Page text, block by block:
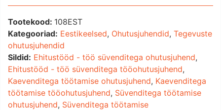
Tootekood: 108EST
Kategooriad: Eestikeelsed, Ohutusjuhendid, Tegevuste
ohutusjuhendid
Sildid: Ehitustööd - töö süvenditega ohutusjuhend,
Ehitustööd - töö süvenditega tööohutusjuhend,
Kaevenditega töötamise ohutusjuhend, Kaevenditega
töötamise tööohutusjuhend, Süvenditega töötamise
ohutusjuhend, Süvenditega töötamise